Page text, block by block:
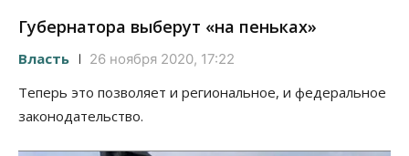
Губернатора выберут «на пеньках»
Власть 26 ноября 2020, 17:22
Теперь это позволяет и региональное, и федеральное
законодательство.